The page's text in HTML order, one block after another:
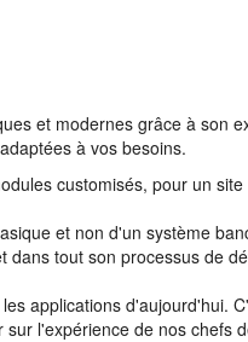
et modernes grâce à son
à vos besoins.
customisés, pour un
et non d'un système
tout son processus de
applications
l'expérience de nos chefs